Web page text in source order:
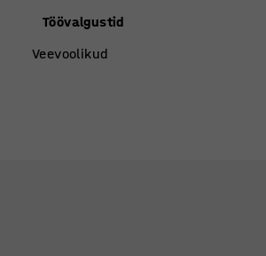
Töövalgustid
Veevoolikud